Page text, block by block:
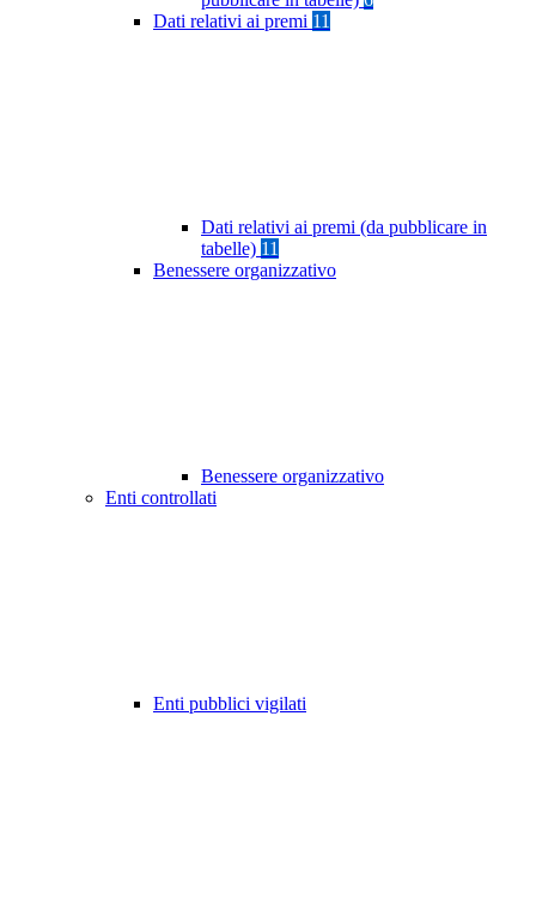
Dati relativi ai premi 11
Dati relativi ai premi (da pubblicare in
tabelle) 11
Benessere organizzativo
Benessere organizzativo
Enti controllati
Enti pubblici vigilati